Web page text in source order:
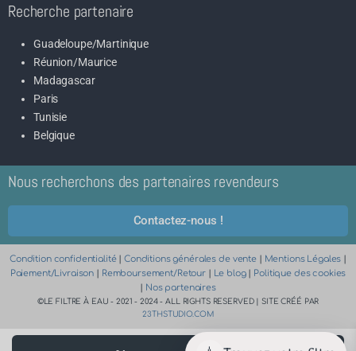
Recherche partenaire
Guadeloupe/Martinique
Réunion/Maurice
Madagascar
Paris
Tunisie
Belgique
Nous recherchons des partenaires revendeurs
Contactez-nous !
Condition confidentialité|Conditions générales de vente| Mentions Légales
Paiement/Livraison
Remboursement/Retour Le blog|
Politique des cookies
Nos partenaires
©LE FILTRE À EAU - 2021 - 2024 - ALL RIGHTS RESERVED | SITE CRÉÉ PAR
23THSTUDIO.COM